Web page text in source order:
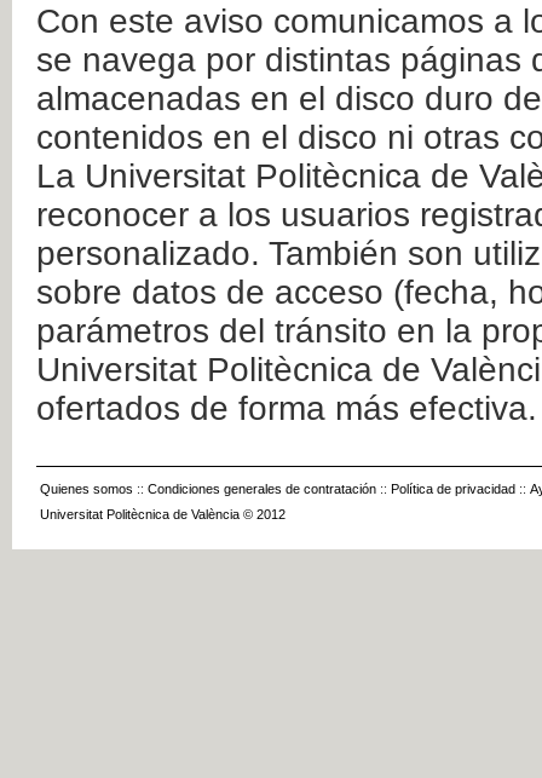
Con este aviso comunicamos a
se navega por distintas páginas
almacenadas en el disco duro
contenidos en el disco ni otras
La Universitat Politècnica de
reconocer a los usuarios
personalizado. También son
sobre datos de acceso (fecha,
parámetros del tránsito en la
Universitat Politècnica de
ofertados de forma más efectiva.
Quienes somos :: Condiciones generales de contratación :: Política de privacidad ::
Universitat Politècnica de València © 2012